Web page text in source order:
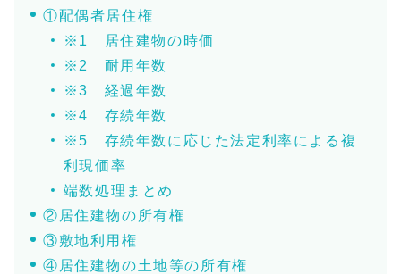
①配偶者居住権
※1 居住建物の時価
※2 耐用年数
※3 経過年数
※4 存続年数
※5 存続年数に応じた法定利率による複
利現価率
端数処理まとめ
②居住建物の所有権
③敷地利用権
④居住建物の土地等の所有権